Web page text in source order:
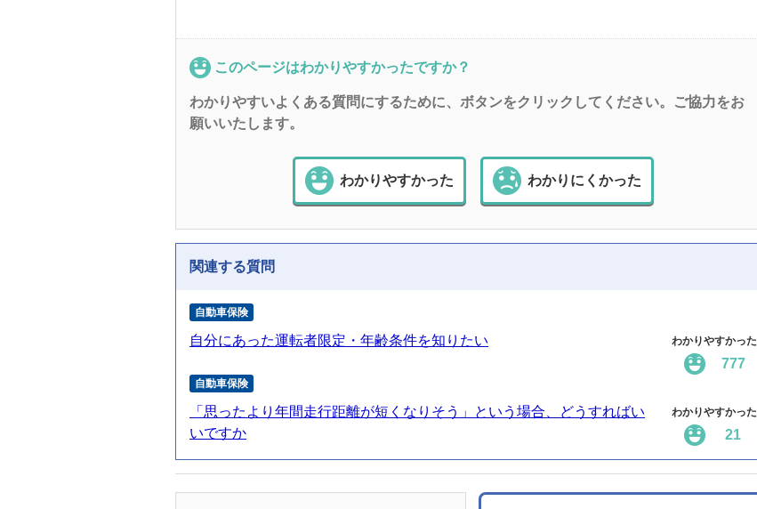
このページはわかりやすかったですか？
わかりやすいよくある質問にするために、ボタンをクリックしてください。ご協力をお
願いいたします。
わかりやすかった わかりにくかった
関連する質問
自動車保険
自分にあった運転者限定・年齢条件を知りたい わかりやすかった
777
自動車保険
「思ったより年間走行距離が短くなりそう」という場合、どうすればい
いですか
わかりやすかった
21